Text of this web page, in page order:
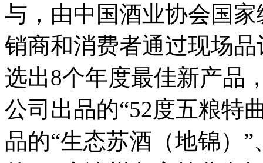
与，由中国酒业协会国
销商和消费者通过现场
选出8个年度最佳新产品
公司出品的“52度五粮特
品的“生态苏酒（地锦）